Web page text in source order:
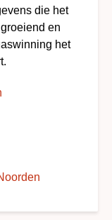
die het
en
het